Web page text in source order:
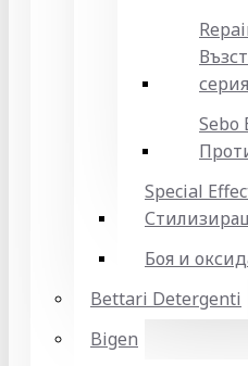
серия
Sebo
Special
Боя и
Bettari Detergenti
Bigen